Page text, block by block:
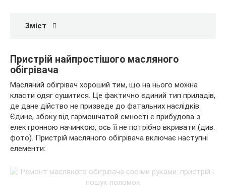
Зміст
Пристрій найпростішого масляного
обігрівача
Масляний обігрівач хороший тим, що на нього можна
класти одяг сушитися. Це фактично єдиний тип приладів,
де дане дійство не призведе до фатальних наслідків.
Єдине, збоку від гармошчатой ємності є прибудова з
електронною начинкою, ось її не потрібно вкривати (див.
фото). Пристрій масляного обігрівача включає наступні
елементи: